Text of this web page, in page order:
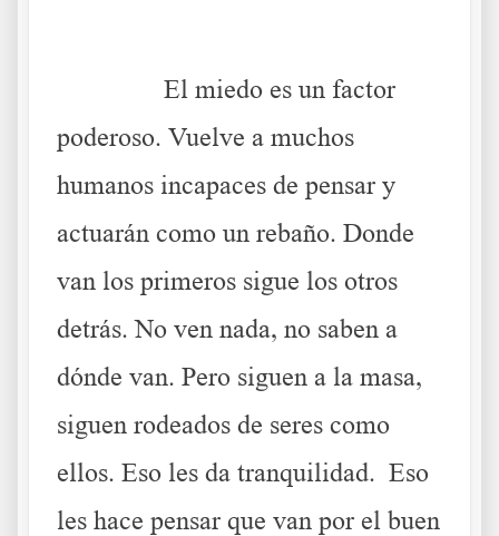
El miedo es un factor
poderoso. Vuelve a muchos
humanos incapaces de pensar y
actuarán como un rebaño. Donde
van los primeros sigue los otros
detrás. No ven nada, no saben a
dónde van. Pero siguen a la masa,
siguen rodeados de seres como
ellos. Eso les da tranquilidad. Eso
les hace pensar que van por el buen